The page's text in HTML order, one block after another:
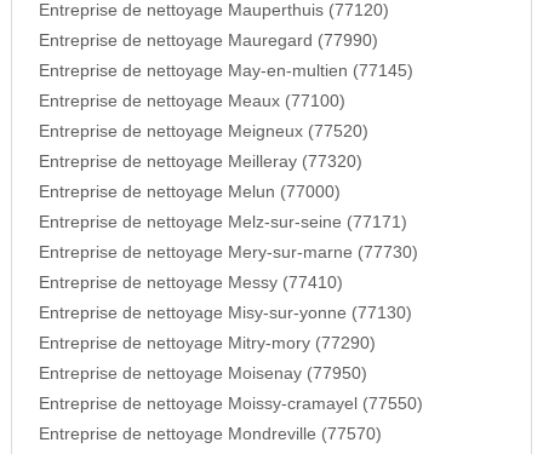
Entreprise de nettoyage Mauperthuis (77120)
Entreprise de nettoyage Mauregard (77990)
Entreprise de nettoyage May-en-multien (77145)
Entreprise de nettoyage Meaux (77100)
Entreprise de nettoyage Meigneux (77520)
Entreprise de nettoyage Meilleray (77320)
Entreprise de nettoyage Melun (77000)
Entreprise de nettoyage Melz-sur-seine (77171)
Entreprise de nettoyage Mery-sur-marne (77730)
Entreprise de nettoyage Messy (77410)
Entreprise de nettoyage Misy-sur-yonne (77130)
Entreprise de nettoyage Mitry-mory (77290)
Entreprise de nettoyage Moisenay (77950)
Entreprise de nettoyage Moissy-cramayel (77550)
Entreprise de nettoyage Mondreville (77570)